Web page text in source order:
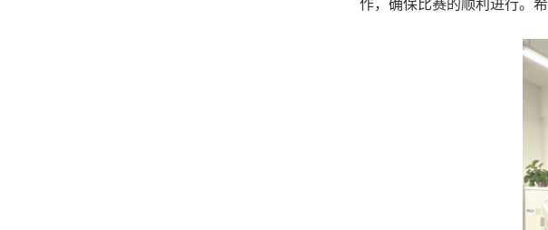
作，确保比赛的顺利进行。